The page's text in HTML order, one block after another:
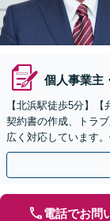
個人事業主
【北浜駅徒歩5分】
契約書の作成、トラ
広く対応しています
いたしますので、ぜ
電話でお問